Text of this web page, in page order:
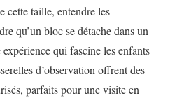
cette taille, entendre les
qu’un bloc se détache dans un
qui fascine les enfants
d’observation offrent des
parfaits pour une visite en